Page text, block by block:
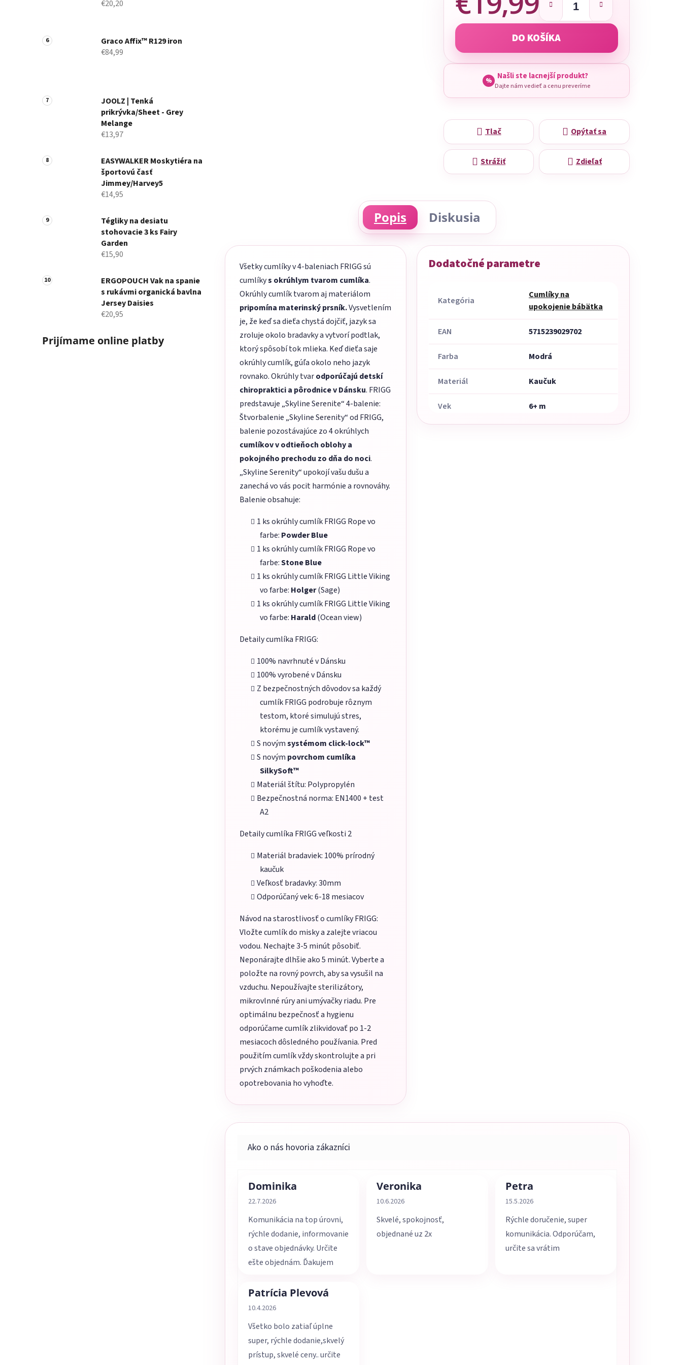
€20,20
Graco Affix™ R129 iron
€84,99
JOOLZ | Tenká
prikrývka/Sheet - Grey
Melange
€13,97
EASYWALKER Moskytiéra na
športovú časť
Jimmey/Harvey5
€14,95
Tégliky na desiatu
stohovacie 3 ks Fairy
Garden
€15,90
ERGOPOUCH Vak na spanie
s rukávmi organická bavlna
Jersey Daisies
€20,95
Prijímame online platby
Jednotková cena:
DO KOŠÍKA
% Našli ste lacnejší produkt?
Dajte nám vedieť a cenu preveríme
Tlač Opýtať sa
Strážiť Zdieľať
Popis Diskusia
Všetky cumlíky v 4-baleniach FRIGG sú
cumlíkys okrúhlym tvarom cumlíka.
Okrúhly cumlík tvarom aj materiálom
pripomína materinský prsník.Vysvetlením
je, že keď sa dieťa chystá dojčiť, jazyk sa
zroluje okolo bradavky a vytvorí podtlak,
ktorý spôsobí tok mlieka. Keď dieťa saje
okrúhly cumlík, gúľa okolo neho jazyk
rovnako. Okrúhly tvarodporúčajú detskí
chiropraktici a pôrodnice v Dánsku. FRIGG
predstavuje „Skyline Serenite“ 4-balenie:
Štvorbalenie „Skyline Serenity“ od FRIGG,
balenie pozostávajúce zo 4 okrúhlych
cumlíkov v odtieňoch oblohy a
pokojného prechodu zo dňa do noci.
„Skyline Serenity“ upokojí vašu dušu a
zanechá vo vás pocit harmónie a rovnováhy.
Balenie obsahuje:
1 ks okrúhly cumlík FRIGG Rope vo
farbe: Powder Blue
1 ks okrúhly cumlík FRIGG Rope vo
farbe:Stone Blue
1 ks okrúhly cumlík FRIGG Little Viking
vo farbe: Holger(Sage)
1 ks okrúhly cumlík FRIGG Little Viking
vo farbe: Harald(Ocean view)
Detaily cumlíka FRIGG:
100% navrhnuté v Dánsku
100% vyrobené v Dánsku
Z bezpečnostných dôvodov sa každý
cumlík FRIGG podrobuje rôznym
testom, ktoré simulujú stres,
ktorému je cumlík vystavený.
S novýmsystémom click-lock™
S novým povrchom cumlíka
SilkySoft™
Materiál štítu: Polypropylén
Bezpečnostná norma: EN1400 + test
A2
Detaily cumlíka FRIGG veľkosti 2
Materiál bradaviek: 100% prírodný
kaučuk
Veľkosť bradavky: 30mm
Odporúčaný vek: 6-18 mesiacov
Návod na starostlivosť o cumlíky FRIGG:
Vložte cumlík do misky a zalejte vriacou
vodou. Nechajte 3-5 minút pôsobiť.
Neponárajte dlhšie ako 5 minút. Vyberte a
položte na rovný povrch, aby sa vysušil na
vzduchu. Nepoužívajte sterilizátory,
mikrovlnné rúry ani umývačky riadu. Pre
optimálnu bezpečnosť a hygienu
odporúčame cumlík zlikvidovať po 1-2
mesiacoch dôsledného používania. Pred
použitím cumlík vždy skontrolujte a pri
prvých známkach poškodenia alebo
opotrebovania ho vyhoďte.
Dodatočné parametre
Kategória
Cumlíky na
upokojenie bábätka
EAN 5715239029702
Farba Modrá
Materiál Kaučuk
Vek 6+ m
Dominika
Hodnotenie obchodu je 5 z 5 hviezdičiek.
22.7.2026
Komunikácia na top úrovni,
rýchle dodanie, informovanie
o stave objednávky. Určite
ešte objednám. Ďakujem
Veronika
Hodnotenie obchodu je 5 z 5 hviezdičiek.
10.6.2026
Skvelé, spokojnosť,
objednané uz 2x
Petra
Hodnotenie obchodu je 5 z 5 hviezdičiek.
15.5.2026
Rýchle doručenie, super
komunikácia. Odporúčam,
určite sa vrátim
Patrícia Plevová
Hodnotenie obchodu je 5 z 5 hviezdičiek.
10.4.2026
Všetko bolo zatiaľ úplne
super, rýchle dodanie,skvelý
prístup, skvelé ceny.. určite